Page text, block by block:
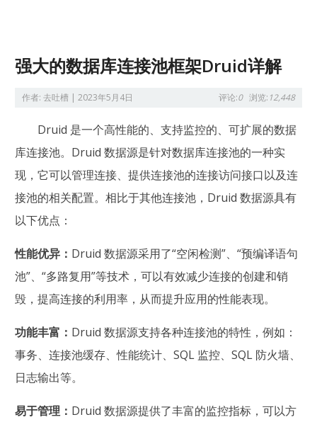
强大的数据库连接池框架Druid详解
作者:去吐槽 |2023年5月4日 评论:0 浏览: 12,448
Druid 是一个高性能的、支持监控的、可扩展的数据
库连接池。Druid 数据源是针对数据库连接池的一种实
现，它可以管理连接、提供连接池的连接访问接口以及连
接池的相关配置。相比于其他连接池，Druid 数据源具有
以下优点：
性能优异： Druid 数据源采用了“空闲检测”、“预编译语句
池”、“多路复用”等技术，可以有效减少连接的创建和销
毁，提高连接的利用率，从而提升应用的性能表现。
功能丰富： Druid 数据源支持各种连接池的特性，例如：
事务、连接池缓存、性能统计、SQL 监控、SQL 防火墙、
日志输出等。
易于管理： Druid 数据源提供了丰富的监控指标，可以方